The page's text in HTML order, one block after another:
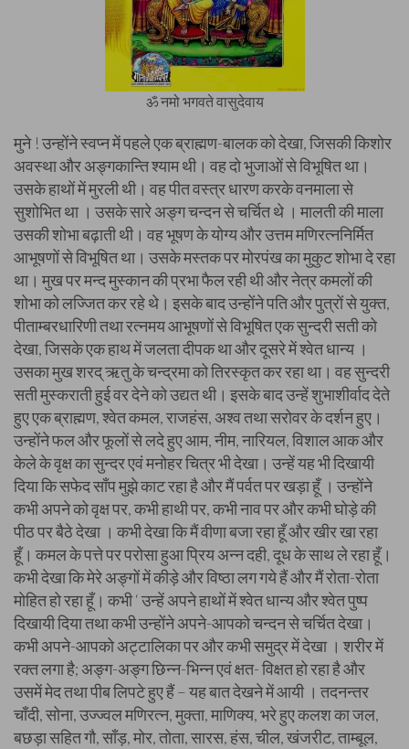
ॐ नमो भगवते वासुदेवाय
मुने ! उन्होंने स्वप्न में पहले एक ब्राह्मण-बालक को देखा, जिसकी किशोर
अवस्था और अङ्गकान्ति श्याम थी। वह दो भुजाओं से विभूषित था।
उसके हाथों में मुरली थी। वह पीत वस्त्र धारण करके वनमाला से
सुशोभित था । उसके सारे अङ्ग चन्दन से चर्चित थे । मालती की माला
उसकी शोभा बढ़ाती थी। वह भूषण के योग्य और उत्तम मणिरत्ननिर्मित
आभूषणों से विभूषित था। उसके मस्तक पर मोरपंख का मुकुट शोभा दे रहा
था। मुख पर मन्द मुस्कान की प्रभा फैल रही थी और नेत्र कमलों की
शोभा को लज्जित कर रहे थे। इसके बाद उन्होंने पति और पुत्रों से युक्त,
पीताम्बरधारिणी तथा रत्नमय आभूषणों से विभूषित एक सुन्दरी सती को
देखा, जिसके एक हाथ में जलता दीपक था और दूसरे में श्वेत धान्य ।
उसका मुख शरद् ऋतु के चन्द्रमा को तिरस्कृत कर रहा था। वह सुन्दरी
सती मुस्कराती हुई वर देने को उद्यत थी। इसके बाद उन्हें शुभाशीर्वाद देते
हुए एक ब्राह्मण, श्वेत कमल, राजहंस, अश्व तथा सरोवर के दर्शन हुए।
उन्होंने फल और फूलों से लदे हुए आम, नीम, नारियल, विशाल आक और
केले के वृक्ष का सुन्दर एवं मनोहर चित्र भी देखा। उन्हें यह भी दिखायी
दिया कि सफेद साँप मुझे काट रहा है और मैं पर्वत पर खड़ा हूँ । उन्होंने
कभी अपने को वृक्ष पर, कभी हाथी पर, कभी नाव पर और कभी घोड़े की
पीठ पर बैठे देखा । कभी देखा कि मैं वीणा बजा रहा हूँ और खीर खा रहा
हूँ। कमल के पत्ते पर परोसा हुआ प्रिय अन्न दही, दूध के साथ ले रहा हूँ।
कभी देखा कि मेरे अङ्गों में कीड़े और विष्ठा लग गये हैं और मैं रोता-रोता
मोहित हो रहा हूँ। कभी ‘ उन्हें अपने हाथों में श्वेत धान्य और श्वेत पुष्प
दिखायी दिया तथा कभी उन्होंने अपने-आपको चन्दन से चर्चित देखा।
कभी अपने-आपको अट्टालिका पर और कभी समुद्र में देखा । शरीर में
रक्त लगा है; अङ्ग-अङ्ग छिन्न-भिन्न एवं क्षत- विक्षत हो रहा है और
उसमें मेद तथा पीब लिपटे हुए हैं – यह बात देखने में आयी । तदनन्तर
चाँदी, सोना, उज्ज्वल मणिरत्न, मुक्ता, माणिक्य, भरे हुए कलश का जल,
बछड़ा सहित गौ, साँड़, मोर, तोता, सारस, हंस, चील, खंजरीट, ताम्बूल,